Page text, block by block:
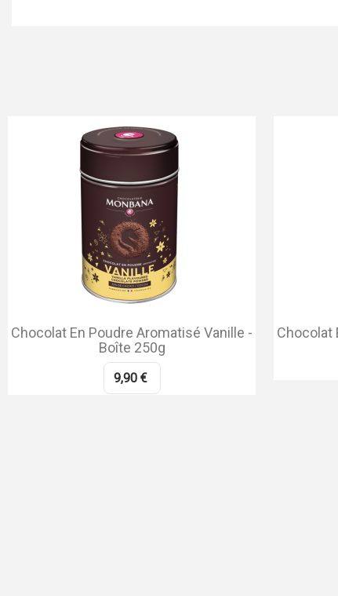
Chocolat En Poudre Aromatisé Vanille -
Boîte 250g
9,90 €
Chocolat